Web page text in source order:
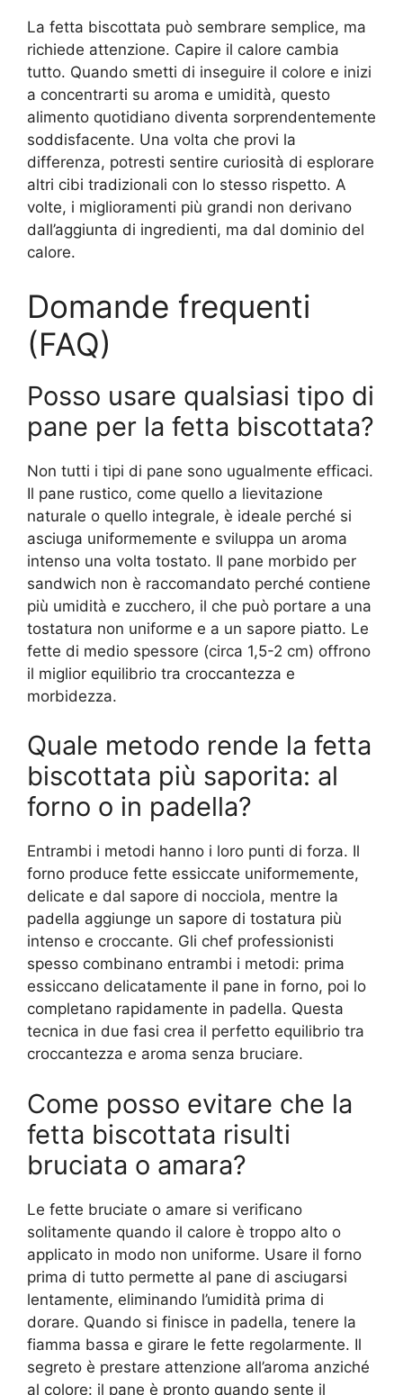
La fetta biscottata può sembrare semplice, ma
richiede attenzione. Capire il calore cambia
tutto. Quando smetti di inseguire il colore e inizi
a concentrarti su aroma e umidità, questo
alimento quotidiano diventa sorprendentemente
soddisfacente. Una volta che provi la
differenza, potresti sentire curiosità di esplorare
altri cibi tradizionali con lo stesso rispetto. A
volte, i miglioramenti più grandi non derivano
dall’aggiunta di ingredienti, ma dal dominio del
calore.
Domande frequenti
(FAQ)
Posso usare qualsiasi tipo di
pane per la fetta biscottata?
Non tutti i tipi di pane sono ugualmente efficaci.
Il pane rustico, come quello a lievitazione
naturale o quello integrale, è ideale perché si
asciuga uniformemente e sviluppa un aroma
intenso una volta tostato. Il pane morbido per
sandwich non è raccomandato perché contiene
più umidità e zucchero, il che può portare a una
tostatura non uniforme e a un sapore piatto. Le
fette di medio spessore (circa 1,5-2 cm) offrono
il miglior equilibrio tra croccantezza e
morbidezza.
Quale metodo rende la fetta
biscottata più saporita: al
forno o in padella?
Entrambi i metodi hanno i loro punti di forza. Il
forno produce fette essiccate uniformemente,
delicate e dal sapore di nocciola, mentre la
padella aggiunge un sapore di tostatura più
intenso e croccante. Gli chef professionisti
spesso combinano entrambi i metodi: prima
essiccano delicatamente il pane in forno, poi lo
completano rapidamente in padella. Questa
tecnica in due fasi crea il perfetto equilibrio tra
croccantezza e aroma senza bruciare.
Come posso evitare che la
fetta biscottata risulti
bruciata o amara?
Le fette bruciate o amare si verificano
solitamente quando il calore è troppo alto o
applicato in modo non uniforme. Usare il forno
prima di tutto permette al pane di asciugarsi
lentamente, eliminando l’umidità prima di
dorare. Quando si finisce in padella, tenere la
fiamma bassa e girare le fette regolarmente. Il
segreto è prestare attenzione all’aroma anziché
al colore: il pane è pronto quando sente il